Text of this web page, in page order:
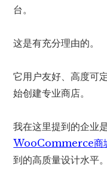
台。
这是有充分理由的。
它用户友好、高度可
始创建专业商店。
我在这里提到的企业
WooCommerce商
到的高质量设计水平。